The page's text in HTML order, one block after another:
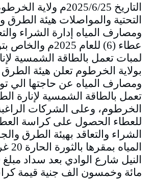
التاريخ 2025/6/25م
التحتية والمواصلات هيئة الطرق
ومصارف المياه إدارة الشراء
عطاء (6) للعام
لمبات تعمل بالطاقة الشمسية
بولاية الخرطوم تعلن هيئة
ومصارف المياه عن حاجتها الي
تعمل بالطاقة الشمسية لإنارة
الخرطوم، وعلى الشركات
للعطاء الحصول على كراسة
الشراء والتعاقد بهيئة الطرق
مائة وخمسون الف جنية قيمة